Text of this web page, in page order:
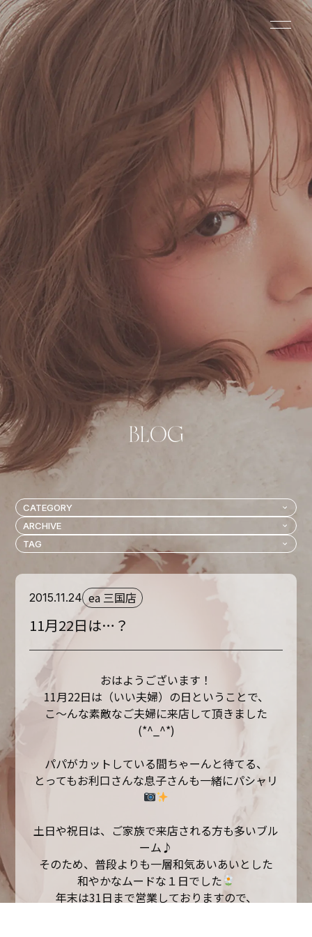
2015.11.24 ea 三国店
11月22日は…？
おはようございます！
11月22日は（いい夫婦）の日ということで、
こ〜んな素敵なご夫婦に来店して頂きました
(*^_^*)
パパがカットしている間ちゃーんと待てる、
とってもお利口さんな息子さんも一緒にパシャリ
土日や祝日は、ご家族で来店される方も多いブル
ーム♪
そのため、普段よりも一層和気あいあいとした
和やかなムードな１日でした
年末は31日まで営業しておりますので、